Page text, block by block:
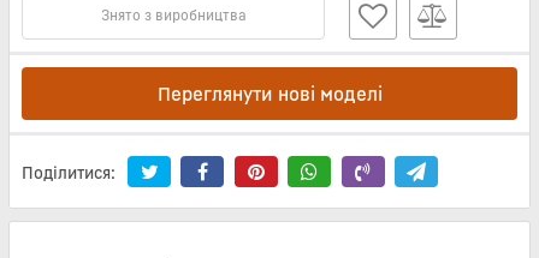
Знято з виробництва
Переглянути нові моделі
Поділитися: